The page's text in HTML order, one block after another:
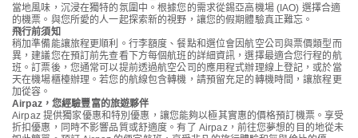
當地風味，沉浸在獨特的氛圍中。根據您的需求從錫亞高機場 (IAO) 選擇合適
的機票。與您所愛的人一起探索新的視野，讓您的假期體驗真正難忘。
飛行前須知
稍加準備能讓旅程更順利。行李額度、餐點和選位會因航空公司與票價類型而
異，建議您在預訂前先查看下方每個航班的詳細資訊，選擇最適合您行程的航
班。訂票後，您通常可以提前透過航空公司的應用程式辦理線上登記，或於當
天在機場櫃檯辦理。若您的航線包含轉機，請預留充足的轉機時間，讓旅程更
加從容。
Airpaz，您經驗豐富的旅遊夥伴
Airpaz 提供獨家優惠和特別優惠，讓您能夠以極其實惠的價格預訂機票。享受
折扣優惠，同時不影響品質或舒適度。有了 Airpaz，前往您夢想的目的地從未